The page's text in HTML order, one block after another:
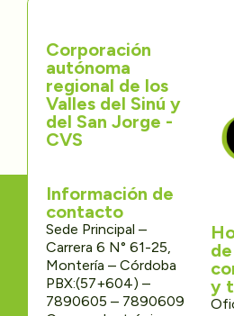
Trámites y Servicios
Contáctenos
Corporación
autónoma
regional de los
Valles del Sinú y
del San Jorge -
CVS
Información de
contacto
Sede Principal –
Carrera 6 N° 61-25,
Montería – Córdoba
PBX:(57+604) –
7890605 – 7890609
y